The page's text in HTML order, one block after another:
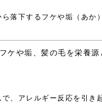
落下するフケや垢（あか
ケや垢、髪の毛を栄養
、アレルギー反応を引き